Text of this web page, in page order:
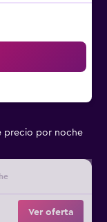
precio por noche
Ver oferta